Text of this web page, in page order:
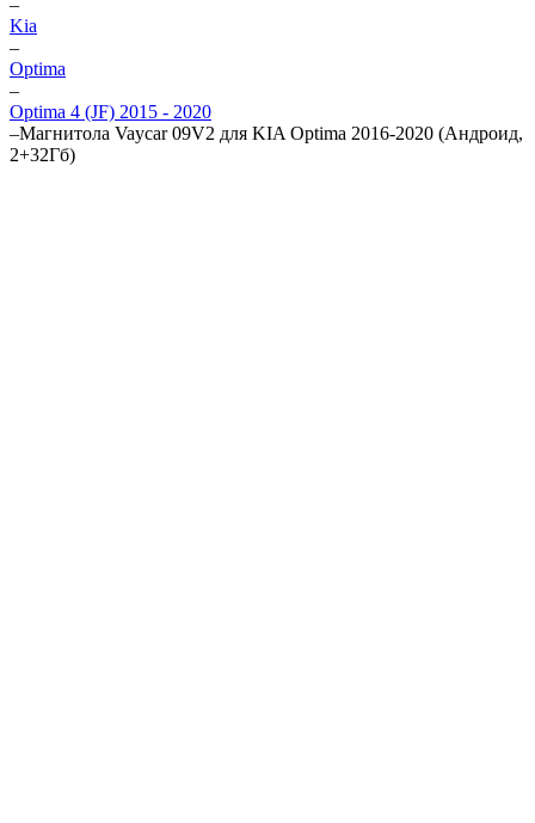
–
Kia
–
Optima
–
Optima 4 (JF) 2015 - 2020
–Магнитола Vaycar 09V2 для KIA Optima 2016-2020 (Андроид,
2+32Гб)